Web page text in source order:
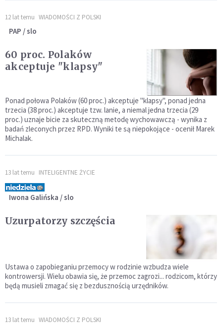
12 lat temu WIADOMOŚCI Z POLSKI
PAP / slo
60 proc. Polaków
akceptuje "klapsy"
Ponad połowa Polaków (60 proc.) akceptuje "klapsy", ponad jedna
trzecia (38 proc.) akceptuje tzw. lanie, a niemal jedna trzecia (29
proc.) uznaje bicie za skuteczną metodę wychowawczą - wynika z
badań zleconych przez RPD. Wyniki te są niepokojące - ocenił Marek
Michalak.
13 lat temu INTELIGENTNE ŻYCIE
Iwona Galińska / slo
Uzurpatorzy szczęścia
Ustawa o zapobieganiu przemocy w rodzinie wzbudza wiele
kontrowersji. Wielu obawia się, że przemoc zagrozi... rodzicom, którzy
będą musieli zmagać się z bezdusznością urzędników.
13 lat temu WIADOMOŚCI Z POLSKI